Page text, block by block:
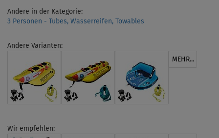
Andere in der Kategorie:
3 Personen - Tubes, Wasserreifen, Towables
Andere Varianten:
MEHR...
Wir empfehlen: